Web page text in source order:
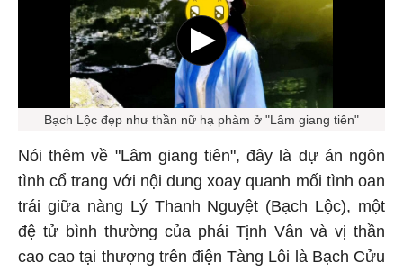
Bạch Lộc đẹp như thần nữ hạ phàm ở "Lâm giang tiên"
Nói thêm về "Lâm giang tiên", đây là dự án ngôn
tình cổ trang với nội dung xoay quanh mối tình oan
trái giữa nàng Lý Thanh Nguyệt (Bạch Lộc), một
đệ tử bình thường của phái Tịnh Vân và vị thần
cao cao tại thượng trên điện Tàng Lôi là Bạch Cửu